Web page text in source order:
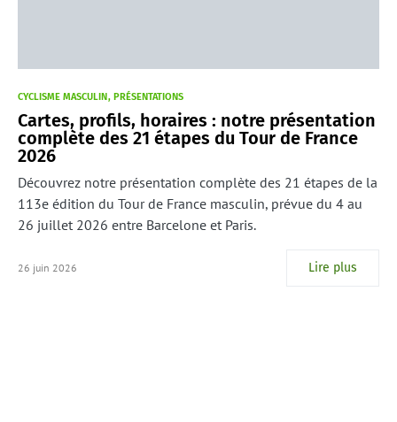
CYCLISME MASCULIN PRÉSENTATIONS
Cartes, profils, horaires : notre présentation
complète des 21 étapes du Tour de France
2026
Découvrez notre présentation complète des 21 étapes de la
113e édition du Tour de France masculin, prévue du 4 au
26 juillet 2026 entre Barcelone et Paris.
26 juin 2026 Lire plus